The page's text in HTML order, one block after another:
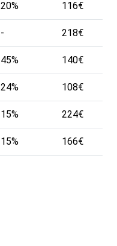
20% 116€
- 218€
45% 140€
24% 108€
15% 224€
15% 166€